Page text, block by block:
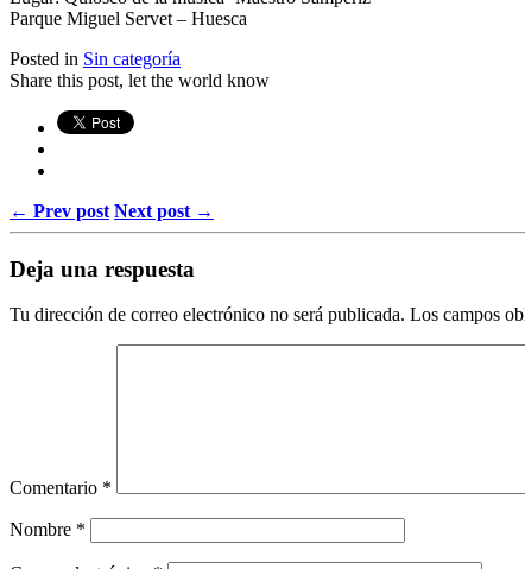
Parque Miguel Servet – Huesca
Posted in Sin categoría
Share this post, let the world know
← Prev post Next post →
Deja una respuesta
Tu dirección de correo electrónico no será publicada. Los campos
Comentario *
Nombre *